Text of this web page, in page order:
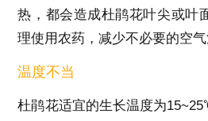
热，都会造成杜鹃花叶尖或叶
理使用农药，减少不必要的空气
温度不当
杜鹃花适宜的生长温度为